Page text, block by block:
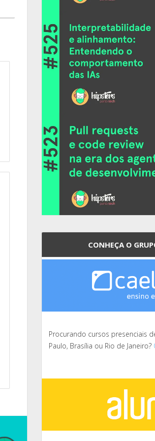
CONHEÇA O
Procurando cursos presenciais
Paulo, Brasília ou Rio de Janeiro?